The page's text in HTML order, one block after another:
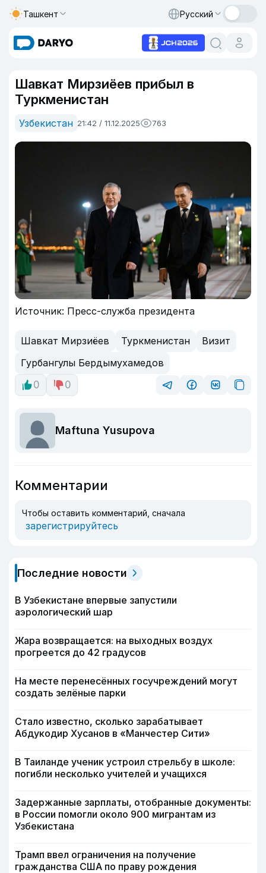
Ташкент Русский
Шавкат Мирзиёев прибыл в
Туркменистан
Узбекистан 21:42 / 11.12.2025 763
Источник: Пресс-служба президента
Шавкат Мирзиёев Туркменистан
Визит
Гурбангулы Бердымухамедов
0
0
Maftuna Yusupova
Комментарии
Чтобы оставить комментарий, сначала
зарегистрируйтесь
Последние новости
В Узбекистане впервые запустили
аэрологический шар
Жара возвращается: на выходных воздух
прогреется до 42 градусов
На месте перенесённых госучреждений могут
создать зелёные парки
Стало известно, сколько зарабатывает
Абдукодир Хусанов в «Манчестер Сити»
В Таиланде ученик устроил стрельбу в школе:
погибли несколько учителей и учащихся
Задержанные зарплаты, отобранные документы:
в России помогли около 900 мигрантам из
Узбекистана
Трамп ввел ограничения на получение
гражданства США по праву рождения